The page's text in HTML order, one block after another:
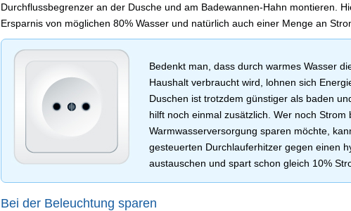
Durchflussbegrenzer an der Dusche und am Badewannen-Hahn montieren.
Ersparnis von möglichen 80% Wasser und natürlich auch einer Menge an
Bedenkt man, dass durch warmes Wasser
Haushalt verbraucht wird, lohnen sich
Duschen ist trotzdem günstiger als baden
hilft noch einmal zusätzlich. Wer noch Strom
Warmwasserversorgung sparen möchte,
gesteuerten Durchlauferhitzer gegen einen
austauschen und spart schon gleich 10%
Bei der Beleuchtung sparen